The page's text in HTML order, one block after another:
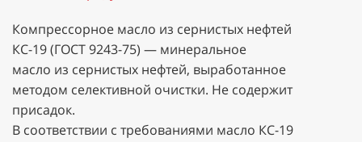
Компрессорное масло из сернистых нефтей
КС-19 (ГОСТ 9243-75) — минеральное
масло из сернистых нефтей, выработанное
методом селективной очистки. Не содержит
присадок.
В соответствии с требованиями масло КС-19